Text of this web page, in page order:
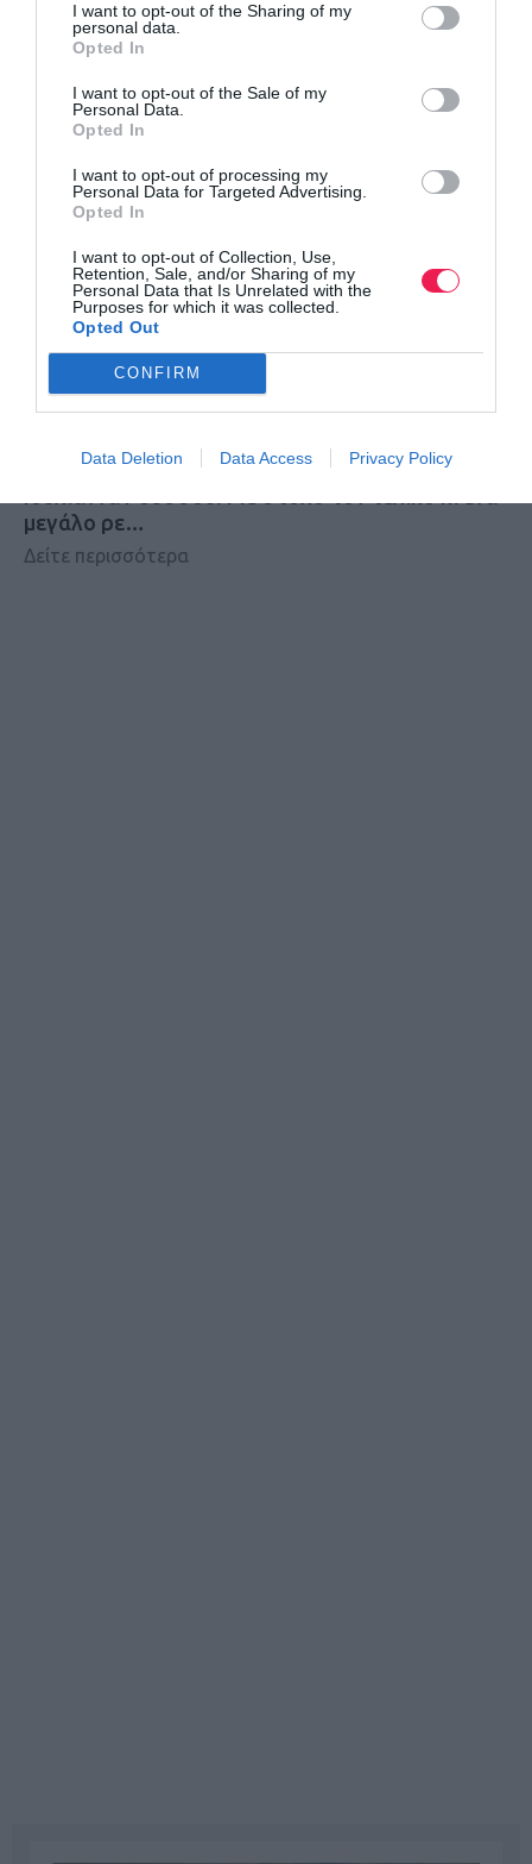
I want to opt-out of the Sharing of my
personal data.
Opted In
I want to opt-out of the Sale of my
Personal Data.
Opted In
I want to opt-out of processing my
Personal Data for Targeted Advertising.
Opted In
I want to opt-out of Collection, Use,
Retention, Sale, and/or Sharing of my
Personal Data that Is Unrelated with the
Purposes for which it was collected.
Opted Out
CONFIRM
Data Deletion Data Access Privacy Policy
Παγκόσμιο Κ20: Το πρώτο μετάλλιο για την
Ελλάδα με την …
μεγάλο ρε…
Δείτε περισσότερα